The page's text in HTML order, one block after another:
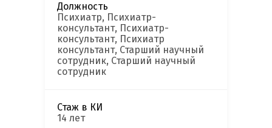
Должность
Психиатр, Психиатр-
консультант, Психиатр-
консультант, Психиатр
консультант, Старший научный
сотрудник, Старший научный
сотрудник
Стаж в КИ
14 лет